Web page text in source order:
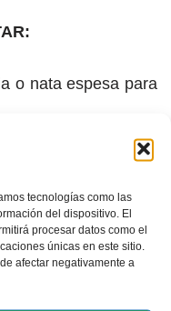
tecnologías como las
del dispositivo. El
procesar datos como el
únicas en este sitio.
afectar negativamente a
o nata espesa para
decorar
de tazas a